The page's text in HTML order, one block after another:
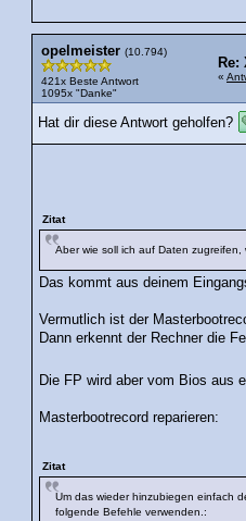
opelmeister (10.794)
421x Beste Antwort
1095x "Danke"
Re:
«
Hat dir diese Antwort geholfen?
Zitat
Aber wie soll ich auf Daten
Das kommt aus deinem
Vermutlich ist der
Dann erkennt der Rechner die
Die FP wird aber vom Bios aus
Masterbootrecord reparieren:
Zitat
Um das wieder hinzubiegen einfach
folgende Befehle verwenden.: